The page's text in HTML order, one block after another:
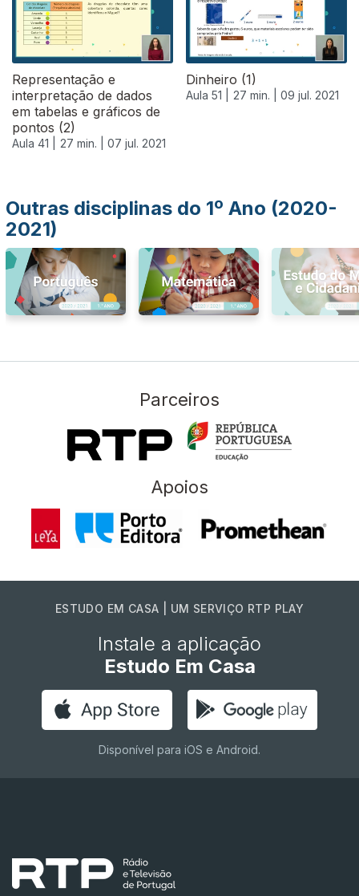
Representação e
interpretação de dados
em tabelas e gráficos de
pontos (2)
Aula 41 | 27 min. | 07 jul. 2021
Dinheiro (1)
Aula 51 | 27 min. | 09 jul. 2021
Outras disciplinas do 1º Ano (2020-
2021)
Parceiros
Apoios
ESTUDO EM CASA | UM SERVIÇO RTP PLAY
Instale a aplicação
Estudo Em Casa
Disponível para iOS e Android.